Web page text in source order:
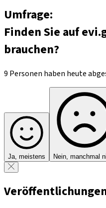
Umfrage:
Finden Sie auf
brauchen?
9 Personen haben heute
Ja, meistens Nein, manchmal